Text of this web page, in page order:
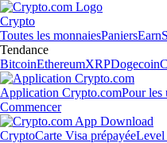
Crypto
Toutes les monnaiesPaniersEarn
Tendance
BitcoinEthereumXRPDogecoin
Application Crypto.comPour les
Commencer
CryptoCarte Visa prépayée